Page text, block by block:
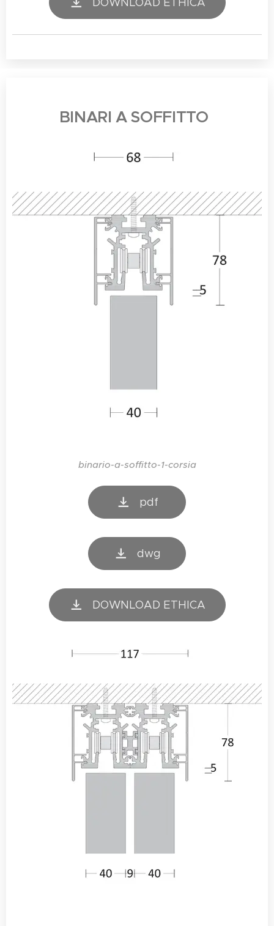
BINARI A SOFFITTO
binario-a-soffitto-1-corsia
pdf
dwg
DOWNLOAD ETHICA